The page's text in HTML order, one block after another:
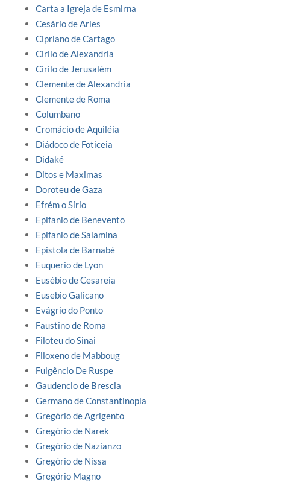
Carta a Igreja de Esmirna
Cesário de Arles
Cipriano de Cartago
Cirilo de Alexandria
Cirilo de Jerusalém
Clemente de Alexandria
Clemente de Roma
Columbano
Cromácio de Aquiléia
Diádoco de Foticeia
Didaké
Ditos e Maximas
Doroteu de Gaza
Efrém o Sírio
Epifanio de Benevento
Epifanio de Salamina
Epistola de Barnabé
Euquerio de Lyon
Eusébio de Cesareia
Eusebio Galicano
Evágrio do Ponto
Faustino de Roma
Filoteu do Sinai
Filoxeno de Mabboug
Fulgêncio De Ruspe
Gaudencio de Brescia
Germano de Constantinopla
Gregório de Agrigento
Gregório de Narek
Gregório de Nazianzo
Gregório de Nissa
Gregório Magno